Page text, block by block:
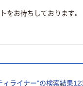
をお待ちしております。
ィライナー”の検索結果